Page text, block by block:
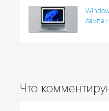
лампа
Что